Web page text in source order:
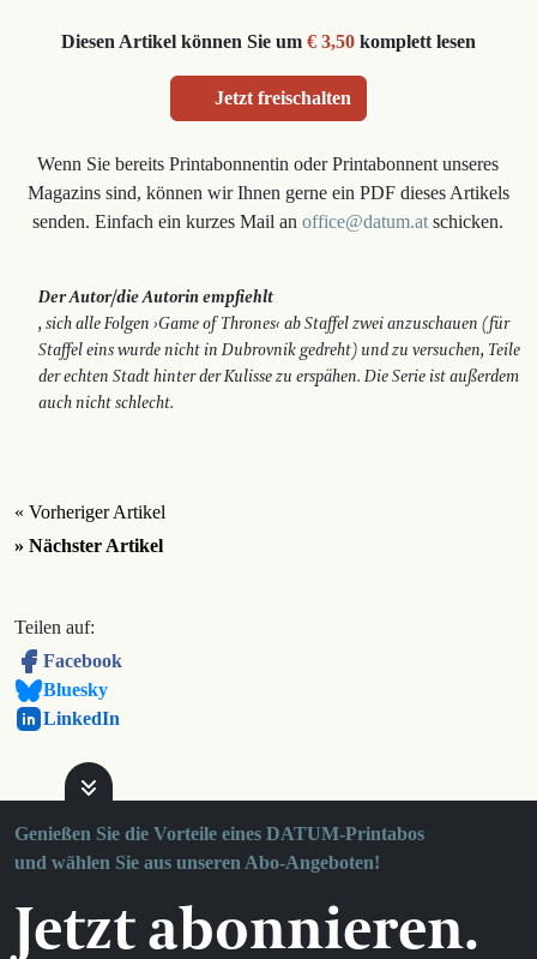
Diesen Artikel können Sie um € 3,50komplett lesen
Jetzt freischalten
Wenn Sie bereits Printabonnentin oder Printabonnent unseres
Magazins sind, können wir Ihnen gerne ein PDF dieses Artikels
senden. Einfach ein kurzes Mail anoffice@datum.at schicken.
Der Autor/die Autorin empfiehlt
, sich alle Folgen ›Game of Thrones‹ ab Staffel zwei anzuschauen (für
Staffel eins wurde nicht in Dubrovnik gedreht) und zu versuchen, Teile
der echten Stadt hinter der Kulisse zu erspähen. Die Serie ist außerdem
auch nicht schlecht.
« Vorheriger Artikel
» Nächster Artikel
Teilen auf:
Facebook
Bluesky
LinkedIn
Genießen Sie die Vorteile eines DATUM-Printabos
und wählen Sie aus unseren Abo-Angeboten!
Jetzt abonnieren.